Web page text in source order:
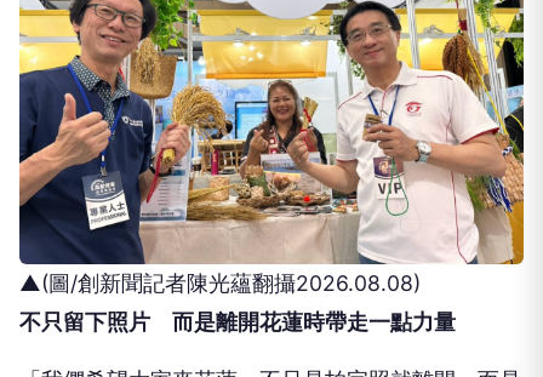
▲(圖/創新聞記者陳光蘊翻攝2026.08.08)
不只留下照片 而是離開花蓮時帶走一點力量